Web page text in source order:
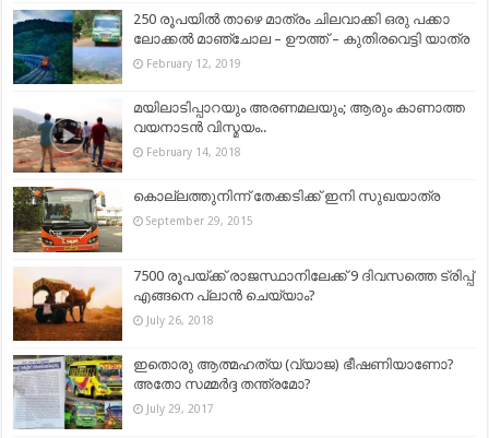
250 രൂപയിൽ താഴെ മാത്രം ചിലവാക്കി ഒരു പക്കാ
ലോക്കൽ മാഞ്ചോല – ഊത്ത് – കുതിരവെട്ടി യാത്ര
February 12, 2019
മയിലാടിപ്പാറയും അരണമലയും; ആരും കാണാത്ത
വയനാടന്‍ വിസ്മയം..
February 14, 2018
കൊല്ലത്തുനിന്ന് തേക്കടിക്ക് ഇനി സുഖയാത്ര
September 29, 2015
7500 രൂപയ്ക്ക് രാജസ്ഥാനിലേക്ക് 9 ദിവസത്തെ ട്രിപ്പ്
എങ്ങനെ പ്ലാന്‍ ചെയ്യാം?
July 26, 2018
ഇതൊരു ആത്മഹത്യ (വ്യാജ) ഭീഷണിയാണോ?
അതോ സമ്മർദ്ദ തന്ത്രമോ?
July 29, 2017